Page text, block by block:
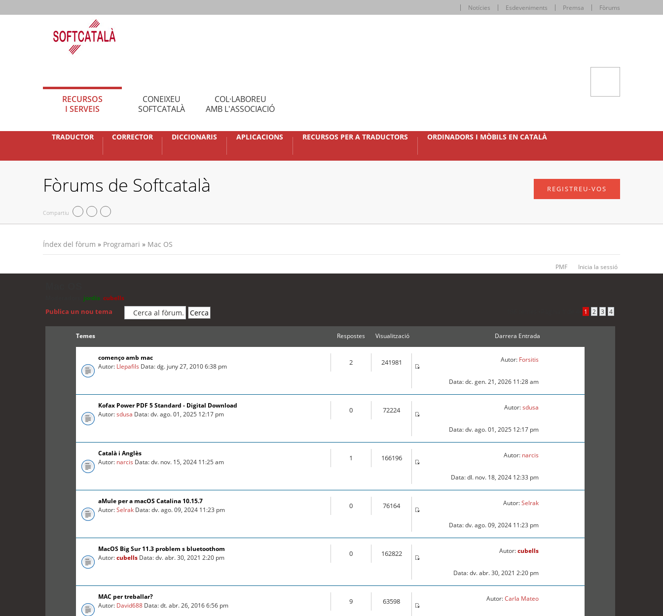
Notícies Esdeveniments Premsa Fòrums
RECURSOS
I SERVEIS
CONEIXEU
SOFTCATALÀ
COL·LABOREU
AMB L'ASSOCIACIÓ
TRADUCTOR CORRECTOR DICCIONARIS APLICACIONS RECURSOS PER A TRADUCTORS ORDINADORS I MÒBILS EN CATALÀ
Fòrums de Softcatalà
Compartiu
REGISTREU-VOS
Índex del fòrum » Programari » Mac OS
PMF Inicia la sessió
jordis cubells
Publica un nou tema 1 2 3 4
Temes Respostes Visualització Darrera Entrada
començo amb mac
Autor: Llepafils Data: dg. juny 27, 2010 6:38 pm 2 241981 Autor: Forsitis
Data: dc. gen. 21, 2026 11:28 am
Kofax Power PDF 5 Standard - Digital Download
Autor:sdusa Data: dv. ago. 01, 2025 12:17 pm 0 72224 Autor:sdusa
Data: dv. ago. 01, 2025 12:17 pm
Català i Anglès
Autor: narcis Data: dv. nov. 15, 2024 11:25 am 1 166196 Autor: narcis
Data: dl. nov. 18, 2024 12:33 pm
aMule per a macOS Catalina 10.15.7
Autor:Selrak Data: dv. ago. 09, 2024 11:23 pm 0 76164 Autor:Selrak
Data: dv. ago. 09, 2024 11:23 pm
MacOS Big Sur 11.3 problem s bluetoothom
Autor:cubells Data: dv. abr. 30, 2021 2:20 pm 0 162822 Autor:cubells
Data: dv. abr. 30, 2021 2:20 pm
MAC per treballar?
Autor: David688 Data: dt. abr. 26, 2016 6:56 pm 9 63598 Autor:Carla Mateo